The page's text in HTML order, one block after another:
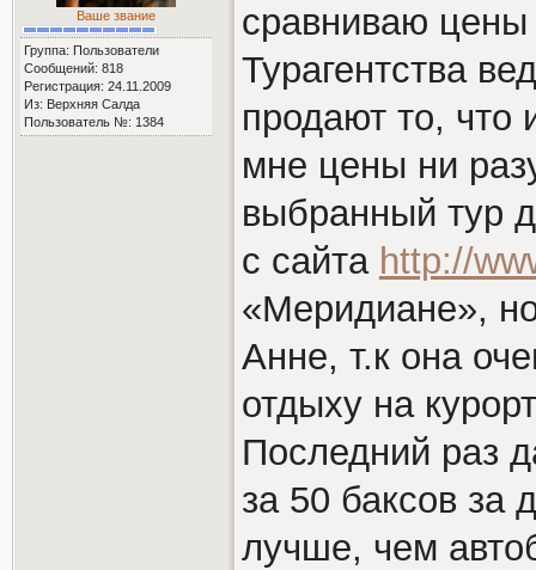
Ваше звание
Группа: Пользователи
Сообщений: 818
Регистрация: 24.11.2009
Из: Верхняя Салда
Пользователь №: 1384
сравниваю
Турагентства
продают то, что
мне цены ни
выбранный тур
с сайта http://
«Меридиане»,
Анне, т.к она
отдыху на
Последний раз
за 50 баксов за
лучше, чем